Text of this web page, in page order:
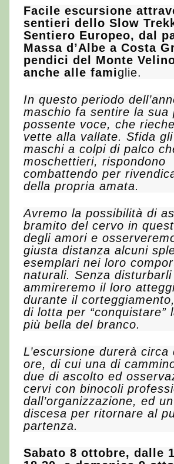
Facile escursione
sentieri dello Slow
Sentiero Europeo, dal
Massa d’Albe a Costa
pendici del Monte
anche alle famiglie.
In questo periodo
maschio fa sentire la sua
possente voce, che
vette alla vallate. Sfida
maschi a colpi di palco
moschettieri, rispondono
combattendo per
della propria amata.
Avremo la possibilità di
bramito del cervo in
degli amori e
giusta distanza alcuni
esemplari nei loro
naturali. Senza disturbarli
ammireremo il loro
durante il
di lotta per “conquistare”
più bella del branco.
L’escursione durerà circa
ore, di cui una di
due di ascolto ed
cervi con binocoli
dall’organizzazione, ed
discesa per ritornare al
partenza.
Sabato 8 ottobre, dalle